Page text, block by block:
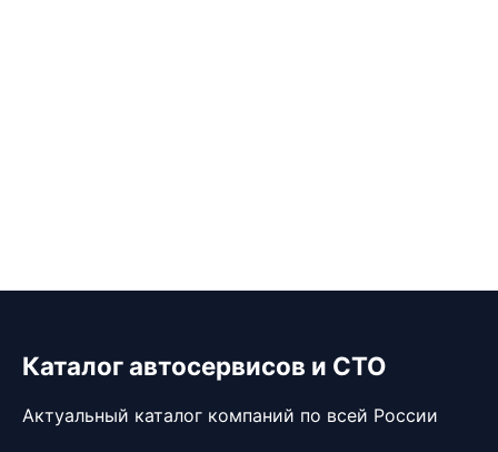
Каталог автосервисов и СТО
Актуальный каталог компаний по всей России